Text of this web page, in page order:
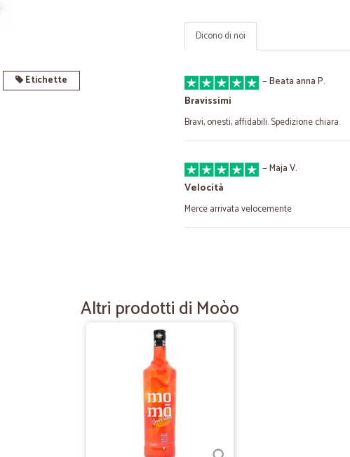
Etichette
Dicono di noi
—Beata anna P.
Bravissimi
Bravi, onesti, affidabili. Spedizione chiara.
—Maja V.
Velocità
Merce arrivata velocemente
La mia spesa comoda
Altri prodotti di Moòo